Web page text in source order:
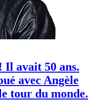
avait 50 ans.
avec Angèle
tour du monde.